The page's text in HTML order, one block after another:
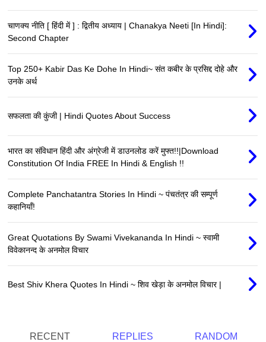
चाणक्य नीति [ हिंदी में ] : द्वितीय अध्याय | Chanakya Neeti [In Hindi]:
Second Chapter
Top 250+ Kabir Das Ke Dohe In Hindi~ संत कबीर के प्रसिद्द दोहे और
उनके अर्थ
सफलता की कुंजी | Hindi Quotes About Success
भारत का संविधान हिंदी और अंग्रेजी में डाउनलोड करें मुफ्त!!|Download
Constitution Of India FREE In Hindi & English !!
Complete Panchatantra Stories In Hindi ~ पंचतंत्र की सम्पूर्ण
कहानियाँ!
Great Quotations By Swami Vivekananda In Hindi ~ स्वामी
विवेकानन्द के अनमोल विचार
Best Shiv Khera Quotes In Hindi ~ शिव खेड़ा के अनमोल विचार |
RECENT REPLIES RANDOM